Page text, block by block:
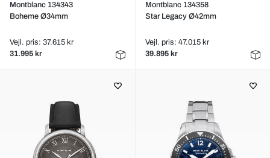
Montblanc 134343
Boheme Ø34mm
Vejl. pris: 37.615 kr
31.995 kr
Montblanc 134358
Star Legacy Ø42mm
Vejl. pris: 47.015 kr
39.895 kr